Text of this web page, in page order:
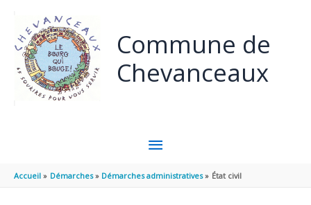
Commune de
Chevanceaux
MENU
PRINCIPAL
Accueil Démarches Démarches administratives État civil